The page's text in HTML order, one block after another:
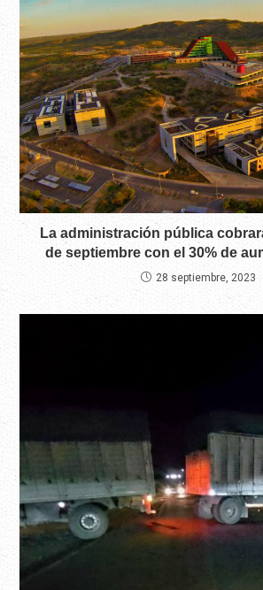
La administración pública
de septiembre con el 30% de
28 septiembre, 2023